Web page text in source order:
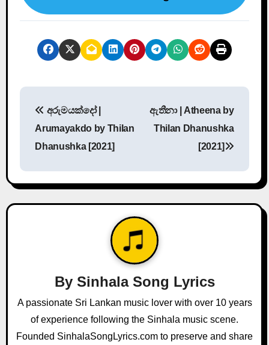
t
n
g
අරුමයක්දෝ |
Arumayakdo by Thilan
Dhanushka [2021]
ඇතීනා | Atheena by
Thilan Dhanushka
[2021]
By Sinhala Song Lyrics
A passionate Sri Lankan music lover with over 10 years
of experience following the Sinhala music scene.
Founded SinhalaSongLyrics.com to preserve and share